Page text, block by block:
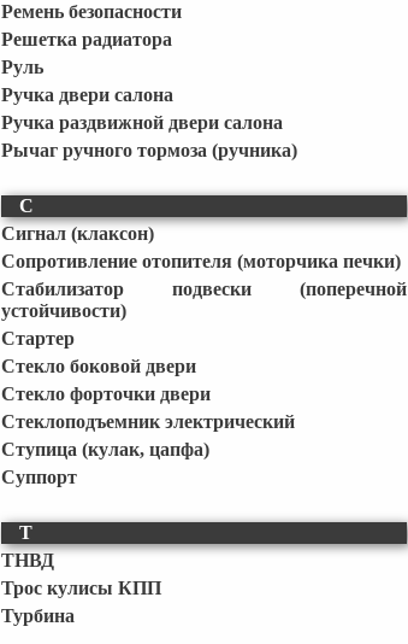
Ремень безопасности
Решетка радиатора
Руль
Ручка двери салона
Ручка раздвижной двери салона
Рычаг ручного тормоза (ручника)
С
Сигнал (клаксон)
Сопротивление отопителя (моторчика печки)
Стабилизатор подвески (поперечной
устойчивости)
Стартер
Стекло боковой двери
Стекло форточки двери
Стеклоподъемник электрический
Ступица (кулак, цапфа)
Суппорт
Т
ТНВД
Трос кулисы КПП
Турбина